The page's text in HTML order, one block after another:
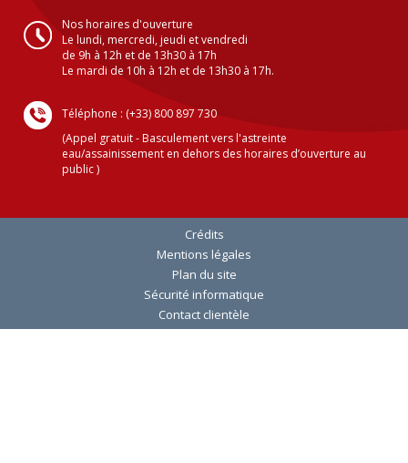
Nos horaires d'ouverture
Le lundi, mercredi, jeudi et vendredi
de 9h à 12h et de 13h30 à 17h
Le mardi de 10h à 12h et de 13h30 à 17h.
Téléphone : (+33) 800 897 730
(Appel gratuit - Basculement vers l'astreinte
eau/assainissement en dehors des horaires d’ouverture au
public )
Crédits
Mentions légales
Plan du site
Sécurité informatique
Contact clientèle